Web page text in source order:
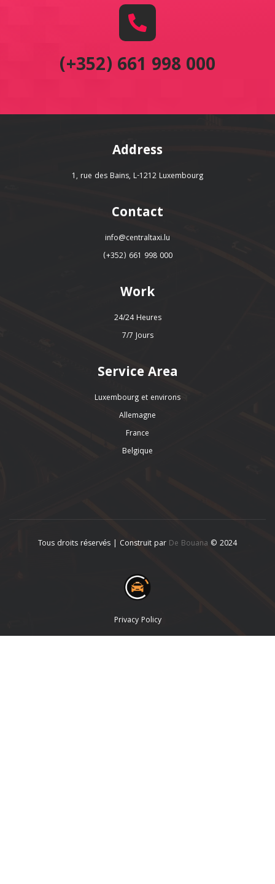
(+352) 661 998 000
Address
1, rue des Bains, L-1212 Luxembourg
Contact
info@centraltaxi.lu
(+352) 661 998 000
Work
24/24 Heures
7/7 Jours
Service Area
Luxembourg et environs
Allemagne
France
Belgique
Tous droits réservés | Construit par De Bouana © 2024
Privacy Policy